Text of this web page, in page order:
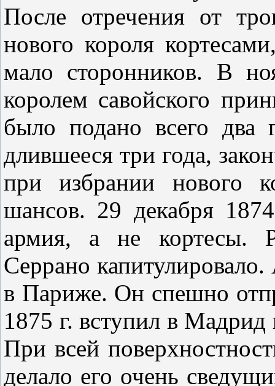
После отречения от
нового короля
мало сторонников. В
королем савойского
было подано всего два
длившееся три года,
при избрании нового
шансов. 29 декабря
армия, а не кортесы.
Серрано
в Париже. Он спешно
1875 г. вступил в
При всей
делало его очень